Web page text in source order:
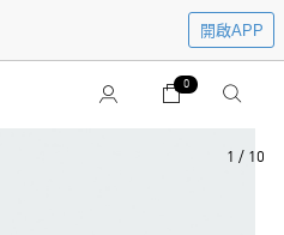
開啟APP
0
1 / 10